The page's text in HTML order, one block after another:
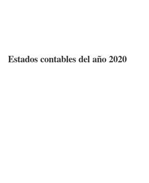
Estados contables del año 2020